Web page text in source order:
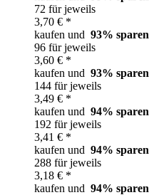
72 für jeweils
3,70 € *
kaufen und 93% sparen
96 für jeweils
3,60 € *
kaufen und 93% sparen
144 für jeweils
3,49 € *
kaufen und 94% sparen
192 für jeweils
3,41 € *
kaufen und 94% sparen
288 für jeweils
3,18 € *
kaufen und 94% sparen